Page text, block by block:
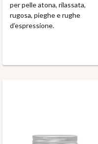
per pelle atona, rilassata,
rugosa, pieghe e rughe
d’espressione.